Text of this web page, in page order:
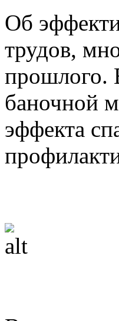
Об
трудов,
прошлого.
баночной
эффекта